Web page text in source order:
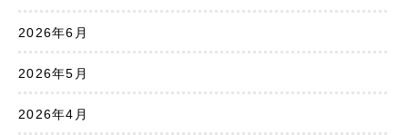
2026年6月
2026年5月
2026年4月